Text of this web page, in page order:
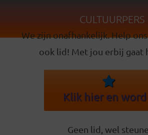
CULTUURPERS
We zijn onafhankelijk. Help
ook lid! Met jou erbij gaat
Klik hier en
Geen lid, wel